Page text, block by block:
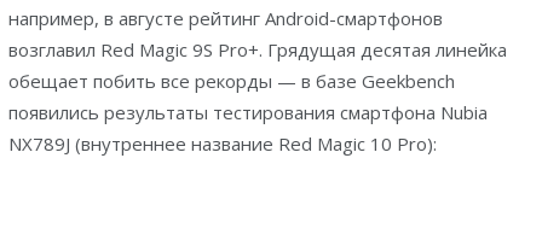
например, в августе рейтинг Android-смартфонов
возглавил Red Magic 9S Pro+. Грядущая десятая линейка
обещает побить все рекорды — в базе Geekbench
появились результаты тестирования смартфона Nubia
NX789J (внутреннее название Red Magic 10 Pro):